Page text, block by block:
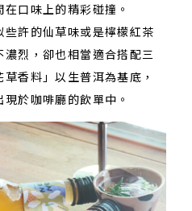
口味上的精彩碰撞。
些許的仙草味或是檸檬紅茶
烈，卻也相當適合搭配三
香料」以生普洱為基底，
於咖啡廳的飲單中。